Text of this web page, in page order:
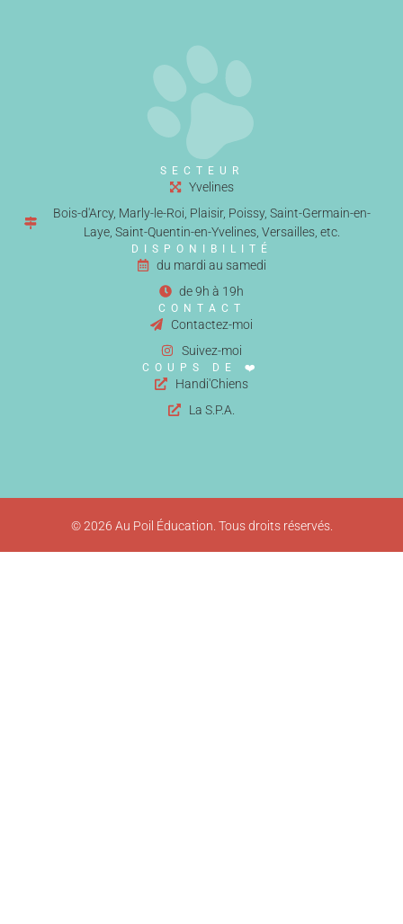
SECTEUR
Yvelines
Bois-d'Arcy, Marly-le-Roi, Plaisir, Poissy, Saint-Germain-en-
Laye, Saint-Quentin-en-Yvelines, Versailles, etc.
DISPONIBILITÉ
du mardi au samedi
de 9h à 19h
CONTACT
Contactez-moi
Suivez-moi
COUPS DE ❤️
Handi'Chiens
La S.P.A.
© 2026 Au Poil Éducation. Tous droits réservés.